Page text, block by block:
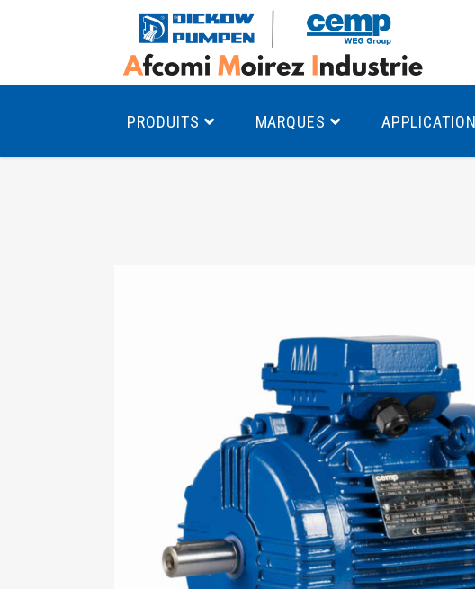
PRODUITS
Moteurs
Moteurs
Moteurs
Moteurs
(Normes
MARQUES